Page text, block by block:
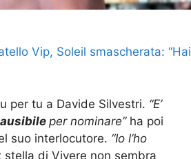
Vip, Soleil smascherata: “Hai
per tu a Davide Silvestri. “E’
per nominare”ha poi
suo interlocutore. “Io l’ho
stella di Vivere non sembra